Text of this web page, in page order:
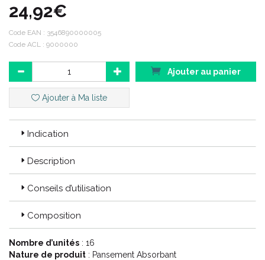
Depuis 1960, les laboratoires URGO® innovent et développent
pour le soin des patients, comme les pansements liquides
URGO® propose différents produits pour les maux du
quotidien de toute la famille : les aphtes, boutons de fièvre ou
herpès labiaux, ampoules et crevasses aux mains ou aux pieds
mais aussi les ongles abîmés par mycoses et traumatismes.
Les solutions URGO® permettent selon les produits de
soulager, apaiser ou encore prévenir les maux et autres
douleurs.
24,92€
Code EAN : 3546890000005
Code ACL : 9000000
Ajouter au panier
Ajouter à Ma liste
Indication
Description
Conseils d’utilisation
Composition
Nombre d’unités : 16
Nature de produit : Pansement Absorbant